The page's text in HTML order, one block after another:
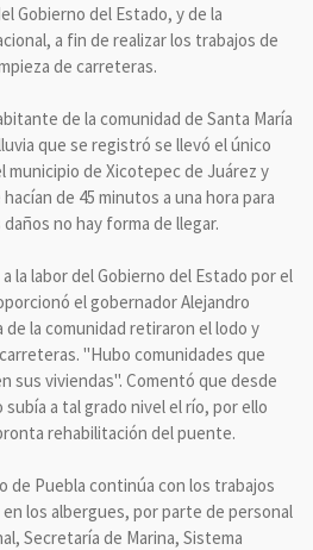
Gobierno del Estado, y de la
a fin de realizar los trabajos de
de carreteras.
de la comunidad de Santa María
que se registró se llevó el único
municipio de Xicotepec de Juárez y
de 45 minutos a una hora para
no hay forma de llegar.
la labor del Gobierno del Estado por el
el gobernador Alejandro
de la comunidad retiraron el lodo y
"Hubo comunidades que
sus viviendas". Comentó que desde
subía a tal grado nivel el río, por ello
rehabilitación del puente.
de Puebla continúa con los trabajos
los albergues, por parte de personal
Secretaría de Marina, Sistema